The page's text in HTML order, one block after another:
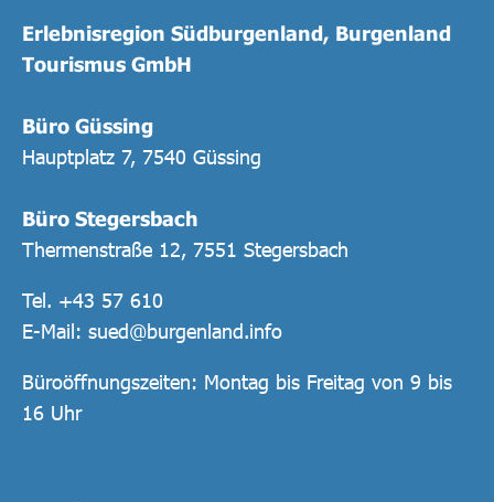
Erlebnisregion Südburgenland, Burgenland
Tourismus GmbH
Büro Güssing
Hauptplatz 7, 7540 Güssing
Büro Stegersbach
Thermenstraße 12, 7551 Stegersbach
Tel. +43 57 610
E-Mail: sued@burgenland.info
Büroöffnungszeiten: Montag bis Freitag von 9 bis
16 Uhr